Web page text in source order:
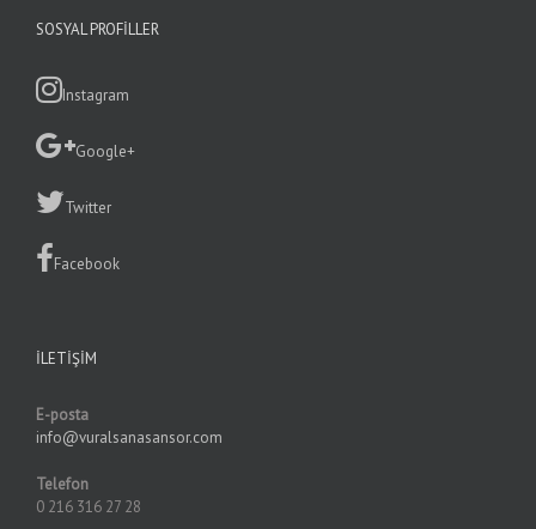
SOSYAL PROFILLER
Instagram
Google+
Twitter
Facebook
İLETIŞIM
E-posta
info@vuralsanasansor.com
Telefon
0 216 316 27 28